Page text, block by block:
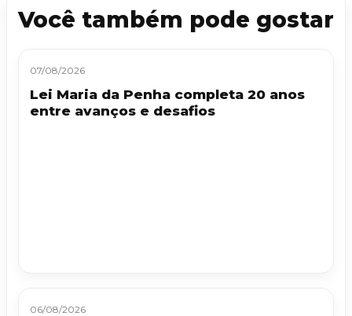
Você também pode gostar
07/08/2026
Lei Maria da Penha completa 20 anos
entre avanços e desafios
06/08/2026